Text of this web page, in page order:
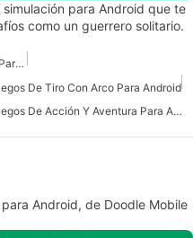
para Android que te
como un guerrero solitario.
Juegos De Simulación De Guerra Para Android Gratis
De Tiro Con Arco Para Android
Juegos De Acción Y Aventura Para Android
Android, de Doodle Mobile